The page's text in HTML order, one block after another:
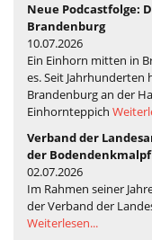
Neue Podcastfolge:
Brandenburg
10.07.2026
Ein Einhorn mitten in
es. Seit
Brandenburg an der
Einhornteppich
Verband der
der
02.07.2026
Im Rahmen seiner
der Verband der
Weiterlesen...